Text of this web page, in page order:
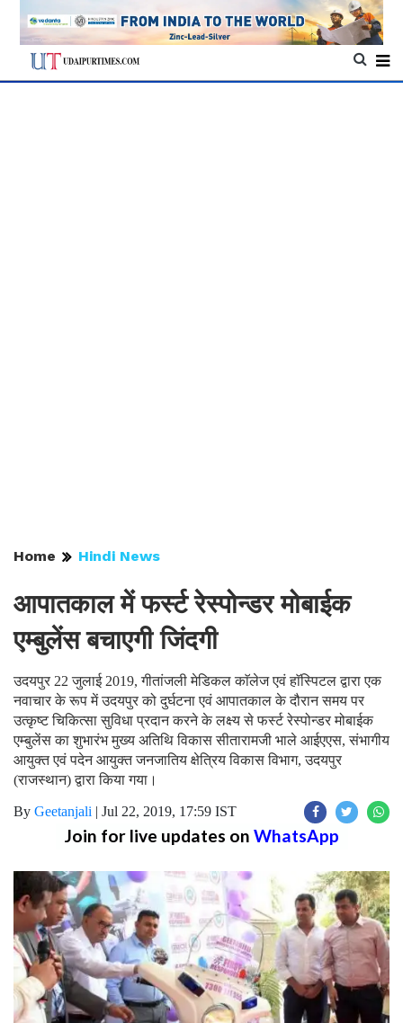
Home Hindi News
आपातकाल में फर्स्ट रेस्पोन्डर मोबाईक
एम्बुलेंस बचाएगी जिंदगी
उदयपुर 22 जुलाई 2019, गीतांजली मेडिकल काॅलेज एवं हाॅस्पिटल द्वारा एक
नवाचार के रूप में उदयपुर को दुर्घटना एवं आपातकाल के दौरान समय पर
उत्कृष्ट चिकित्सा सुविधा प्रदान करने के लक्ष्य से फर्स्ट रेस्पोन्डर मोबाईक
एम्बुलेंस का शुभारंभ मुख्य अतिथि विकास सीतारामजी भाले आईएएस, संभागीय
आयुक्त एवं पदेन आयुक्त जनजातिय क्षेत्रिय विकास विभाग, उदयपुर
(राजस्थान) द्वारा किया गया।
By Geetanjali | Jul 22, 2019, 17:59 IST
Join for live updates on WhatsApp